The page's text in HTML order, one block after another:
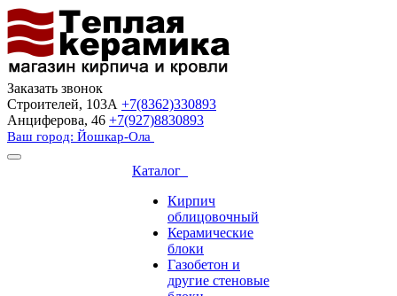
Заказать звонок
Строителей, 103А +7(8362)330893
Анциферова, 46 +7(927)8830893
Ваш город: Йошкар-Ола
Каталог
Кирпич
облицовочный
Керамические
блоки
Газобетон и
другие стеновые